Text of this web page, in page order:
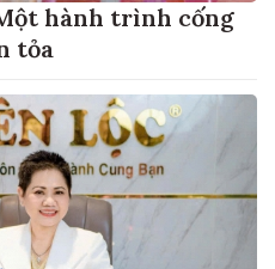
hành trình cống
tỏa